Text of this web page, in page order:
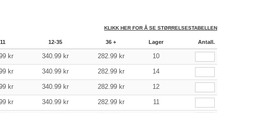
KLIKK HER FOR Å SE STØRRELSESTABELLEN
12-35 36 + Lager Antall.
kr 340.99 kr 282.99 kr 10
kr 340.99 kr 282.99 kr 14
kr 340.99 kr 282.99 kr 12
kr 340.99 kr 282.99 kr 11